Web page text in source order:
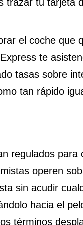
el coche que
te
tasas sobre
tan rápido
regulados para
operen
sin acudir
hacia el
términos